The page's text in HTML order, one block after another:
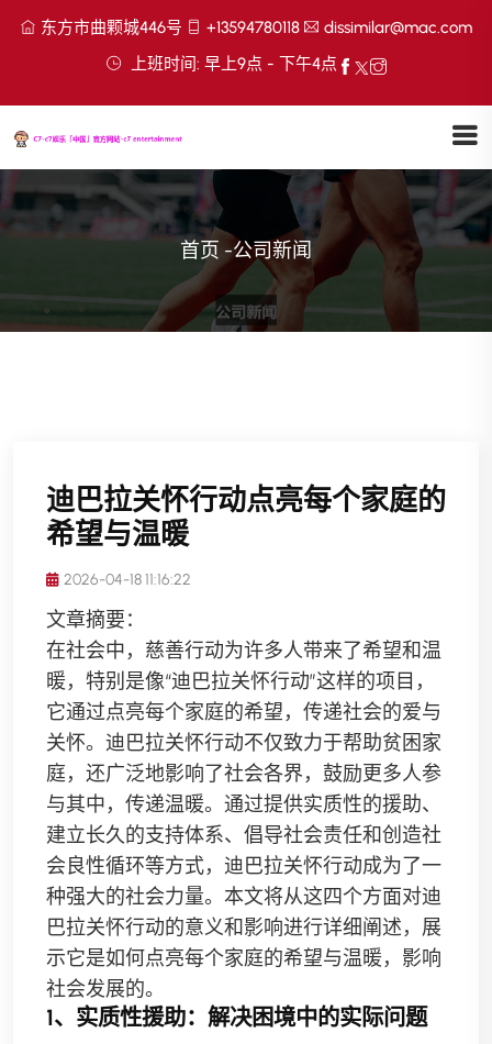
东方市曲颗城446号 +13594780118
dissimilar@mac.com
上班时间: 早上9点 - 下午4点
首页 -公司新闻
迪巴拉关怀行动点亮每个家庭的
希望与温暖
2026-04-18 11:16:22
文章摘要：
在社会中，慈善行动为许多人带来了希望和温
暖，特别是像“迪巴拉关怀行动”这样的项目，
它通过点亮每个家庭的希望，传递社会的爱与
关怀。迪巴拉关怀行动不仅致力于帮助贫困家
庭，还广泛地影响了社会各界，鼓励更多人参
与其中，传递温暖。通过提供实质性的援助、
建立长久的支持体系、倡导社会责任和创造社
会良性循环等方式，迪巴拉关怀行动成为了一
种强大的社会力量。本文将从这四个方面对迪
巴拉关怀行动的意义和影响进行详细阐述，展
示它是如何点亮每个家庭的希望与温暖，影响
社会发展的。
1、实质性援助：解决困境中的实际问题